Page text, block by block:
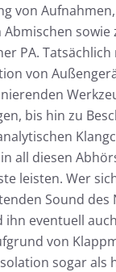
von
sowie
PA.
von
bis hin zu
all diesen
leisten. Wer
Sound des
eventuell
von
sogar als
wird von
des
die von